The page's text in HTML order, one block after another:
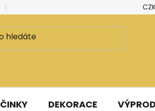
Kancelář a ateliér
DEKORACE